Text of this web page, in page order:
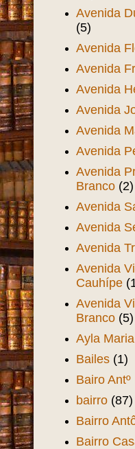
Avenida
(5)
Avenida
Avenida
Avenida
Avenida
Avenida
Avenida
Avenida
Branco (2)
Avenida
Avenida
Avenida
Avenida
Cauhípe
Avenida
Branco (5)
Ayla Maria
Bailes (1)
Bairo
bairro (87)
Bairro
Bairro